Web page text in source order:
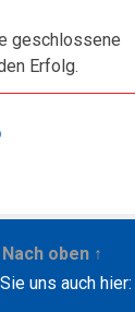
geschlossene
Erfolg.
Nach oben ↑
uns auch hier: